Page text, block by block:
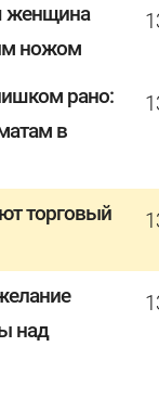
женщина
ножом
рано:
в
торговый
над